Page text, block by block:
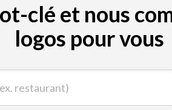
clé et nous
logos pour vous